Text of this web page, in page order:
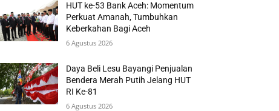
HUT ke-53 Bank Aceh: Momentum
Perkuat Amanah, Tumbuhkan
Keberkahan Bagi Aceh
6 Agustus 2026
Daya Beli Lesu Bayangi Penjualan
Bendera Merah Putih Jelang HUT
RI Ke-81
6 Agustus 2026